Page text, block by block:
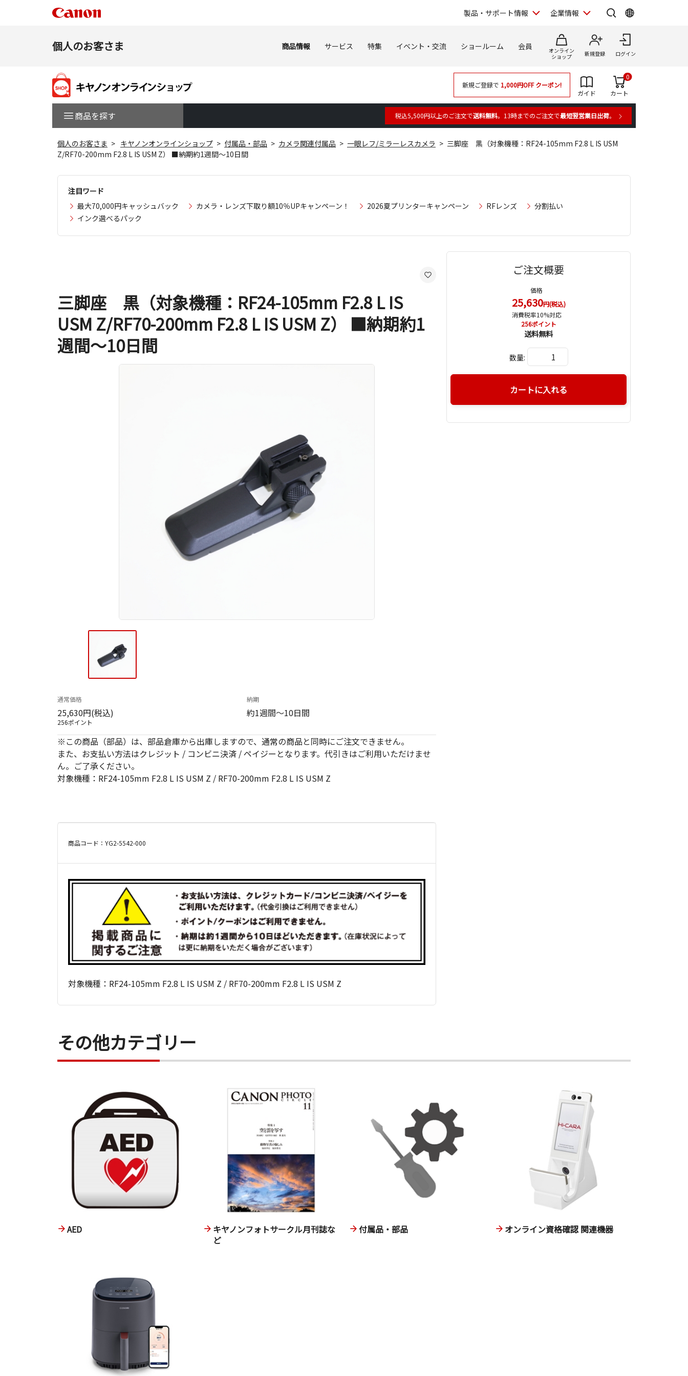
製品・サポート情報 企業情報
個人のお客さま 商品情報 サービス 特集 イベント・交流 ショールーム 会員
オンライン
ショップ
新規登録 ログイン
商品を探す
新規ご登録で 1,000円OFFクーポン!
ガイド
カート
0
税込5,500円以上のご注文で送料無料。13時までのご注文で最短翌営業日出荷。
個人のお客さま キヤノンオンラインショップ 付属品・部品 カメラ関連付属品 一眼レフ/ミラーレスカメラ
三脚座 黒（対象機種：RF24-105mm F2.8 L IS USM
Z/RF70-200mm F2.8 L IS USM Z） ■納期約1週間～10日間
注目ワード
最大70,000円キャッシュバック
カメラ・レンズ下取り額10％UPキャンペーン！ 2026夏プリンターキャンペーン RFレンズ
分割払い
インク選べるパック
三脚座 黒（対象機種：RF24-105mm F2.8 L IS
USM Z/RF70-200mm F2.8 L IS USM Z） ■納期約1
週間～10日間
通常価格
25,630円(税込)
256ポイント
納期
約1週間～10日間
※この商品（部品）は、部品倉庫から出庫しますので、通常の商品と同時にご注文できません。
また、お支払い方法はクレジット / コンビニ決済 / ペイジーとなります。代引きはご利用いただけませ
ん。ご了承ください。
対象機種：RF24-105mm F2.8 L IS USM Z / RF70-200mm F2.8 L IS USM Z
商品コード：YG2-5542-000
対象機種：RF24-105mm F2.8 L IS USM Z / RF70-200mm F2.8 L IS USM Z
ご注文概要
価格
25,630円(税込)
消費税率10%対応
256ポイント
送料無料
数量:
カートに入れる
その他カテゴリー
AED
キヤノンフォトサークル月刊誌な
ど
付属品・部品 オンライン資格確認 関連機器